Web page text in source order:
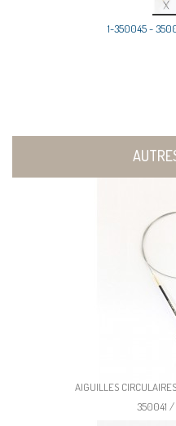
1-350045 -
AIGUILLES
350041 /